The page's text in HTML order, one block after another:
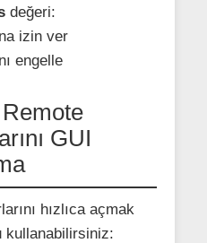
değeri:
izin ver
engelle
GUI
hızlıca açmak
kullanabilirsiniz: